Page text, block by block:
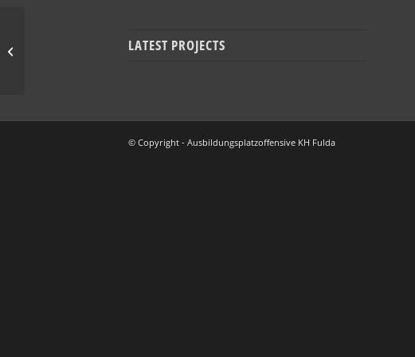
LATEST PROJECTS
© Copyright - Ausbildungsplatzoffensive KH Fulda
Metzgerei Quanz GmbH & Co. KG